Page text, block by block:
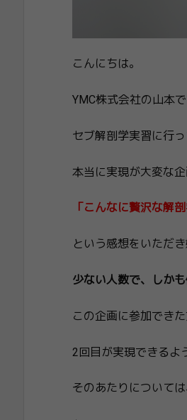
こんにちは。
YMC株式会社の山本で
セブ解剖学実習に行っ
本当に実現が大変な企
「こんなに贅沢な解
という感想をいただ
少ない人数で、しか
この企画に参加でき
2回目が実現できるよ
そのあたりについて